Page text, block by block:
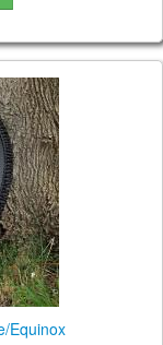
Equinox